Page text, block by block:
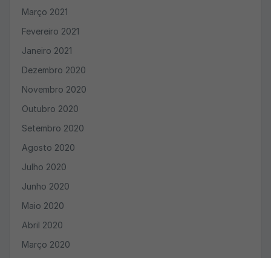
Março 2021
Fevereiro 2021
Janeiro 2021
Dezembro 2020
Novembro 2020
Outubro 2020
Setembro 2020
Agosto 2020
Julho 2020
Junho 2020
Maio 2020
Abril 2020
Março 2020